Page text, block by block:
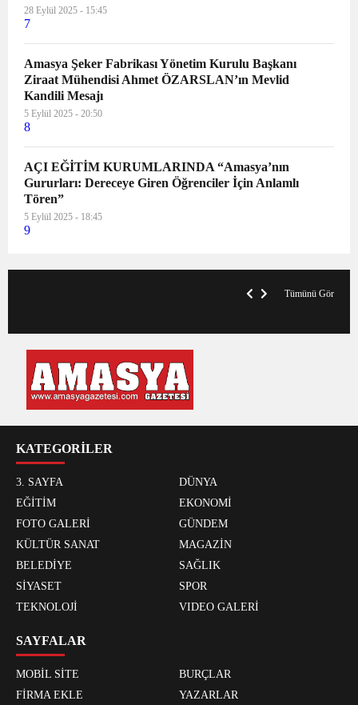
28 Eylül 2025 - 15:45
7
Amasya Şeker Fabrikası Yönetim Kurulu Başkanı
Ziraat Mühendisi Ahmet ÖZARSLAN’ın Mevlid
Kandili Mesajı
5 Eylül 2025 - 20:50
8
AÇI EĞİTİM KURUMLARINDA “Amasya’nın
Gururları: Dereceye Giren Öğrenciler İçin Anlamlı
Tören”
5 Eylül 2025 - 18:45
9
Tümünü Gör
KATEGORİLER
3. SAYFA
DÜNYA
EĞİTİM
EKONOMİ
FOTO GALERİ
GÜNDEM
KÜLTÜR SANAT
MAGAZİN
BELEDİYE
SAĞLIK
SİYASET
SPOR
TEKNOLOJİ
VIDEO GALERİ
SAYFALAR
MOBİL SİTE
BURÇLAR
FİRMA EKLE
YAZARLAR